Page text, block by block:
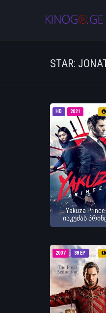
STAR:
HD 2021
Yakuza
იაკუძას
38 EP
2007